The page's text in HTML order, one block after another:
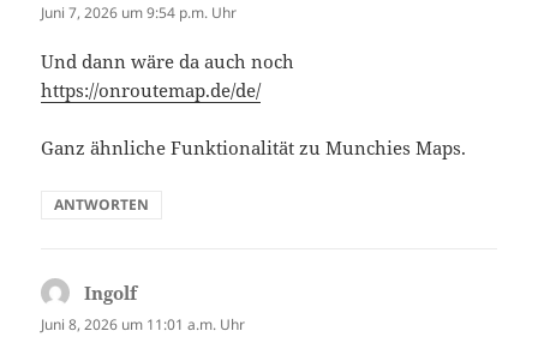
Juni 7, 2026 um 9:54 p.m. Uhr
Und dann wäre da auch noch
https://onroutemap.de/de/
Ganz ähnliche Funktionalität zu Munchies Maps.
ANTWORTEN
Ingolfsagt:
Juni 8, 2026 um 11:01 a.m. Uhr